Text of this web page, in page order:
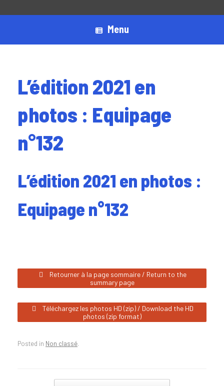
Menu
L’édition 2021 en
photos : Equipage
n°132
L’édition 2021 en photos :
Equipage n°132
Retourner à la page sommaire / Return to the
summary page
Téléchargez les photos HD (zip) / Download the HD
photos (zip format)
Posted in Non classé.